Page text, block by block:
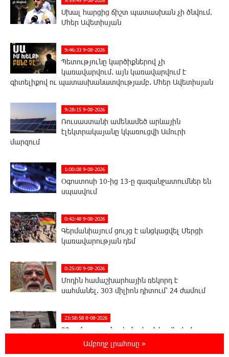
Սխալ հարցից ճիշտ պատասխան չի ծնվում.
Մհեր Ավետիսյան
9:46:33 9-08-2026
Պետությունը կարծիքներով չի
կառավարվում. այն կառավարվում է
գիտելիքով ու պատասխանատվությամբ. Մհեր Ավետիսյան
9:28:15 9-08-2026
Ռուսաստանի ամենամեծ արևային
էլեկտրակայանը կկառուցվի Ամուրի
մարզում
1:00:08 9-08-2026
Օգոստոսի 10-ից 13-ը գազանջատումներ են
սպասվում
0:42:48 9-08-2026
Գերմանիայում ցույց է անցկացվել Մերցի
կառավարության դեմ
0:25:00 9-08-2026
Մոդին համաշխարհային ռեկորդ է
սահմանել. 303 միլիոն դիտում՝ 24 ժամում
23:58:58 8-08-2026
23-ամյա ուսանողի մշակած հավելվածը
հարավկորեական App Store-ում շրջանցել է
Ամբողջ լրահոսը »